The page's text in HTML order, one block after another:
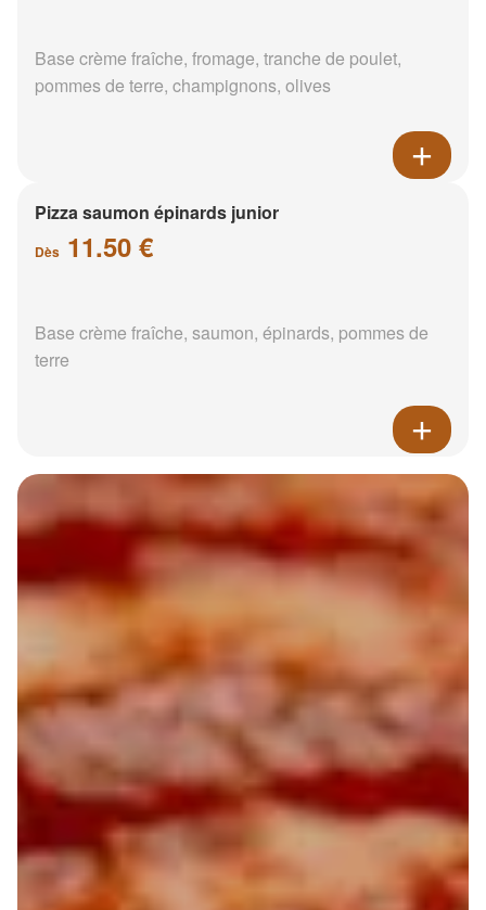
Base crème fraîche, fromage, tranche de poulet,
pommes de terre, champignons, olives
Pizza saumon épinards junior
Dès 11.50 €
Base crème fraîche, saumon, épinards, pommes de
terre